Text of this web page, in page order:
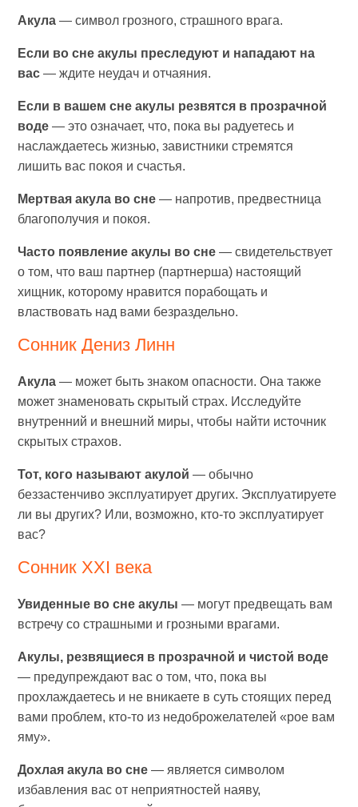
Акула — символ грозного, страшного врага.
Если во сне акулы преследуют и нападают на
вас — ждите неудач и отчаяния.
Если в вашем сне акулы резвятся в прозрачной
воде — это означает, что, пока вы радуетесь и
наслаждаетесь жизнью, завистники стремятся
лишить вас покоя и счастья.
Мертвая акула во сне — напротив, предвестница
благополучия и покоя.
Часто появление акулы во сне — свидетельствует
о том, что ваш партнер (партнерша) настоящий
хищник, которому нравится порабощать и
властвовать над вами безраздельно.
Сонник Дениз Линн
Акула — может быть знаком опасности. Она также
может знаменовать скрытый страх. Исследуйте
внутренний и внешний миры, чтобы найти источник
скрытых страхов.
Тот, кого называют акулой — обычно
беззастенчиво эксплуатирует других. Эксплуатируете
ли вы других? Или, возможно, кто-то эксплуатирует
вас?
Сонник XXI века
Увиденные во сне акулы — могут предвещать вам
встречу со страшными и грозными врагами.
Акулы, резвящиеся в прозрачной и чистой воде
— предупреждают вас о том, что, пока вы
прохлаждаетесь и не вникаете в суть стоящих перед
вами проблем, кто-то из недоброжелателей «рое вам
яму».
Дохлая акула во сне — является символом
избавления вас от неприятностей наяву,